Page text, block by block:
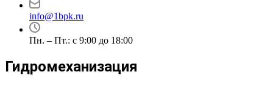
info@1bpk.ru
Пн. – Пт.: с 9:00 до 18:00
Гидромеханизация